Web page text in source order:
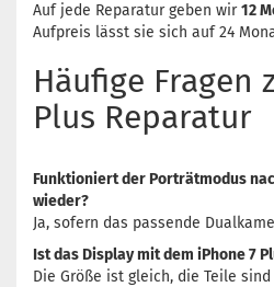
Auf jede Reparatur geben wir12
Aufpreis lässt sie sich auf 24
Häufige Fragen
Plus Reparatur
Funktioniert der Porträtmodus
wieder?
Ja, sofern das passende
Ist das Display mit dem iPhone 7
Die Größe ist gleich, die Teile